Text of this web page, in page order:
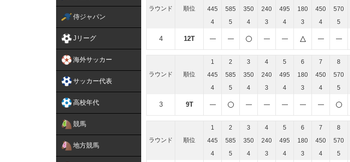
侍ジャパン
Jリーグ
海外サッカー
サッカー代表
高校年代
競馬
地方競馬
ラウンド 順位
445
585 350 240 495 180 450 570
4
5 4 3 4 3 4 5
4 12T
ラウンド 順位
1 2 3 4 5 6 7 8
445
585 350 240 495 180 450 570
4
5 4 3 4 3 4 5
3 9T
ラウンド 順位
1 2 3 4 5 6 7 8
445
585 350 240 495 180 450 570
4
5 4 3 4 3 4 5